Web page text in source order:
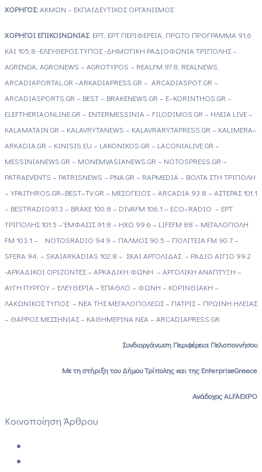
ΧΟΡΗΓΟΣ:ΑΚΜΩΝ – ΕΚΠΑΙΔΕΥΤΙΚΟΣ ΟΡΓΑΝΙΣΜΟΣ
ΧΟΡΗΓΟΙ ΕΠΙΚΟΙΝΩΝΙΑΣ: ΕΡΤ, ΕΡΤ ΠΕΡΙΦΕΡΕΙΑ, ΠΡΩΤΟ ΠΡΟΓΡΑΜΜΑ 91,6
ΚΑΙ 105,8 -ΕΛΕΥΘΕΡΟΣ ΤΥΠΟΣ -ΔΗΜΟΤΙΚΗ ΡΑΔΙΟΦΩΝΙΑ ΤΡΙΠΟΛΗΣ –
AGRENDA AGRONEWS – AGROTYPOS – REAL FM 97.8, REAL NEWS
ARCADIAPORTAL GR –ARKADIAPRESS GR – ARCADIASPOTGR –
ARCADIASPORTS GR – BEST– BRAKENEWS GR – E–KORINTHOS GR –
ELEFTHERIAONLINEGR – ENTERMESSINIA – FILODIMOS GR – ΗΛΕΙΑ LIVE–
KALAMATAIN GR – KALAVRYTANEWS – KALAVRARYTAPRESS GR – KALIMERA–
ARKADIA GR – KINISIS EU – LAKONIKOS GR – LACONIALIVEGR –
MESSINIANEWS GR – MONEMVASIANEWS GR – NOTOSPRESS GR –
PATRAEVENTS – PATRISNEWS – PNA GR – RAPMEDIA – ΒΟΛΤΑ ΣΤΗ ΤΡΙΠΟΛΗ
– YPAITHROS GR–BEST–TVGR – ΜΕΣΟΓΕΙΟΣ – ARCADIA 93.8 – ΑΣΤΕΡΑΣ 101.1
– BESTRADIO97.3 – BRAKE100.8 – DIVAFM 106.1 – ECO–RADIO – ΕΡΤ
ΤΡΙΠΟΛΗΣ 101.5 – ΈΜΦΑΣΙΣ 91.8 – ΗΧΩ 99.6 – LIFEFM 88 – ΜΕΓΑΛΟΠΟΛΗ
FM 103.1 – NOTOSRADIO 94.9 – ΠΑΛΜΟΣ 90.5 – ΠΟΛΙΤΕΙΑ FM 90.7 –
SFERA 94. – SKAIARKADIAS 102.8 – ΣΚΑΙ ΑΡΓΟΛΙΔΑΣ – ΡΑΔΙΟ ΑΙΓΙΟ 99.2
-ΑΡΚΑΔΙΚΟΙ ΟΡΙΖΟΝΤΕΣ – ΑΡΚΑΔΙΚΗ ΦΩΝΗ – ΑΡΓΟΛΙΚΗ ΑΝΑΠΤΥΞΗ –
ΑΥΓΗ ΠΥΡΓΟΥ – ΕΛΕΥΘΕΡΙΑ – ΈΠΑΘΛΟ – ΦΩΝΗ – ΚΟΡΙΝΘΙΑΚΗ –
ΛΑΚΩΝΙΚΟΣ ΤΥΠΟΣ – ΝΕΑ ΤΗΣ ΜΕΓΑΛΟΠΟΛΕΩΣ – ΠΑΤΡΙΣ – ΠΡΩΙΝΗ ΗΛΕΙΑΣ
– ΘΑΡΡΟΣ ΜΕΣΣΗΝΙΑΣ – ΚΑΘΗΜΕΡΙΝΑ ΝΕΑ – ARCADIAPRESS GR
Συνδιοργάνωση Περιφέρεια Πελοποννήσου
Με τη στήριξη του Δήμου Τρίπολης και της EnterpriseGreece
ΑνάδοχοςALFAEXPO
Κοινοποίηση Άρθρου